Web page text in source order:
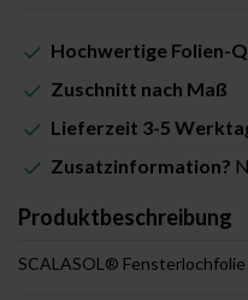
Hochwertige Folien-
Zuschnitt nach Maß
Lieferzeit 3-5
Zusatzinformation?
Produktbeschreibung
SCALASOL®